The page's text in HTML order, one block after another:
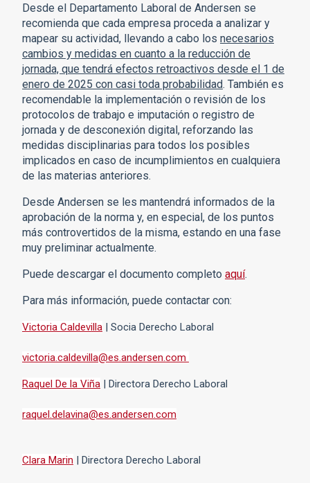
Desde el Departamento Laboral de Andersen se
recomienda que cada empresa proceda a analizar y
mapear su actividad, llevando a cabo los necesarios
cambios y medidas en cuanto a la reducción de
jornada, que tendrá efectos retroactivos desde el 1 de
enero de 2025 con casi toda probabilidad. También es
recomendable la implementación o revisión de los
protocolos de trabajo e imputación o registro de
jornada y de desconexión digital, reforzando las
medidas disciplinarias para todos los posibles
implicados en caso de incumplimientos en cualquiera
de las materias anteriores.
Desde Andersen se les mantendrá informados de la
aprobación de la norma y, en especial, de los puntos
más controvertidos de la misma, estando en una fase
muy preliminar actualmente.
Puede descargar el documento completo aquí.
Para más información, puede contactar con:
Victoria Caldevilla | Socia Derecho Laboral
victoria.caldevilla@es.andersen.com
Raquel De la Viña | Directora Derecho Laboral
raquel.delavina@es.andersen.com
Clara Marin | Directora Derecho Laboral